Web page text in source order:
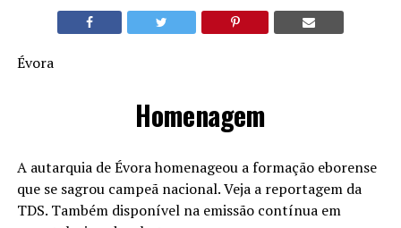
Évora
Homenagem
A autarquia de Évora homenageou a formação eborense
que se sagrou campeã nacional. Veja a reportagem da
TDS. Também disponível na emissão contínua em